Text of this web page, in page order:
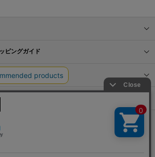
ピングガイド